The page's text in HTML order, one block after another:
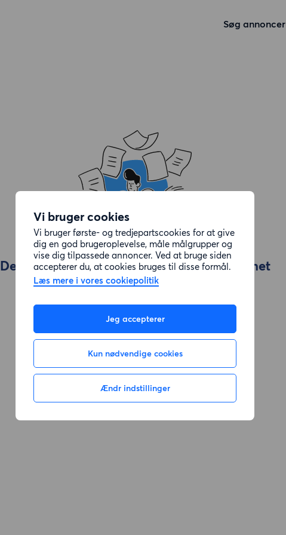
Vi bruger cookies
Vi bruger første- og tredjepartscookies for at give
dig en god brugeroplevelse, måle målgrupper og
vise dig tilpassede annoncer. Ved at bruge siden
accepterer du, at cookies bruges til disse formål.
Læs mere i vores cookiepolitik
Jeg accepterer
Kun nødvendige cookies
Ændr indstillinger
Søg annoncer
Den annonce, du ledte efter, er blevet fjernet